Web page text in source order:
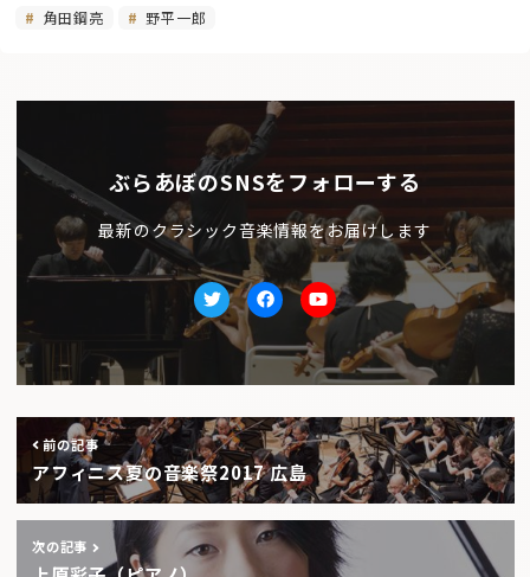
角田鋼亮
野平一郎
ぶらあぼのSNSをフォローする
最新のクラシック音楽情報をお届けします
TwitterfacebookYoutube
前の記事
アフィニス夏の音楽祭2017 広島
次の記事